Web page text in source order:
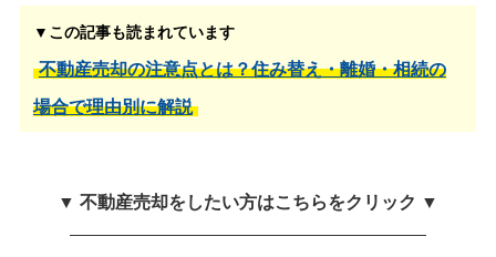
▼この記事も読まれています
不動産売却の注意点とは？住み替え・離婚・相続の
場合で理由別に解説
▼ 不動産売却をしたい方はこちらをクリック ▼